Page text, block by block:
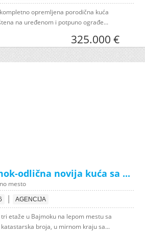
opremljena porodična kuća
na uređenom i potpuno ograđe...
325.000 €
odlična novija kuća sa ...
mesto
| AGENCIJA
etaže u Bajmoku na lepom mestu sa
broja, u mirnom kraju sa...